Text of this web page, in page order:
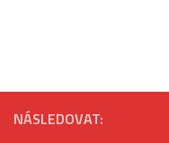
NÁSLEDOVAT: